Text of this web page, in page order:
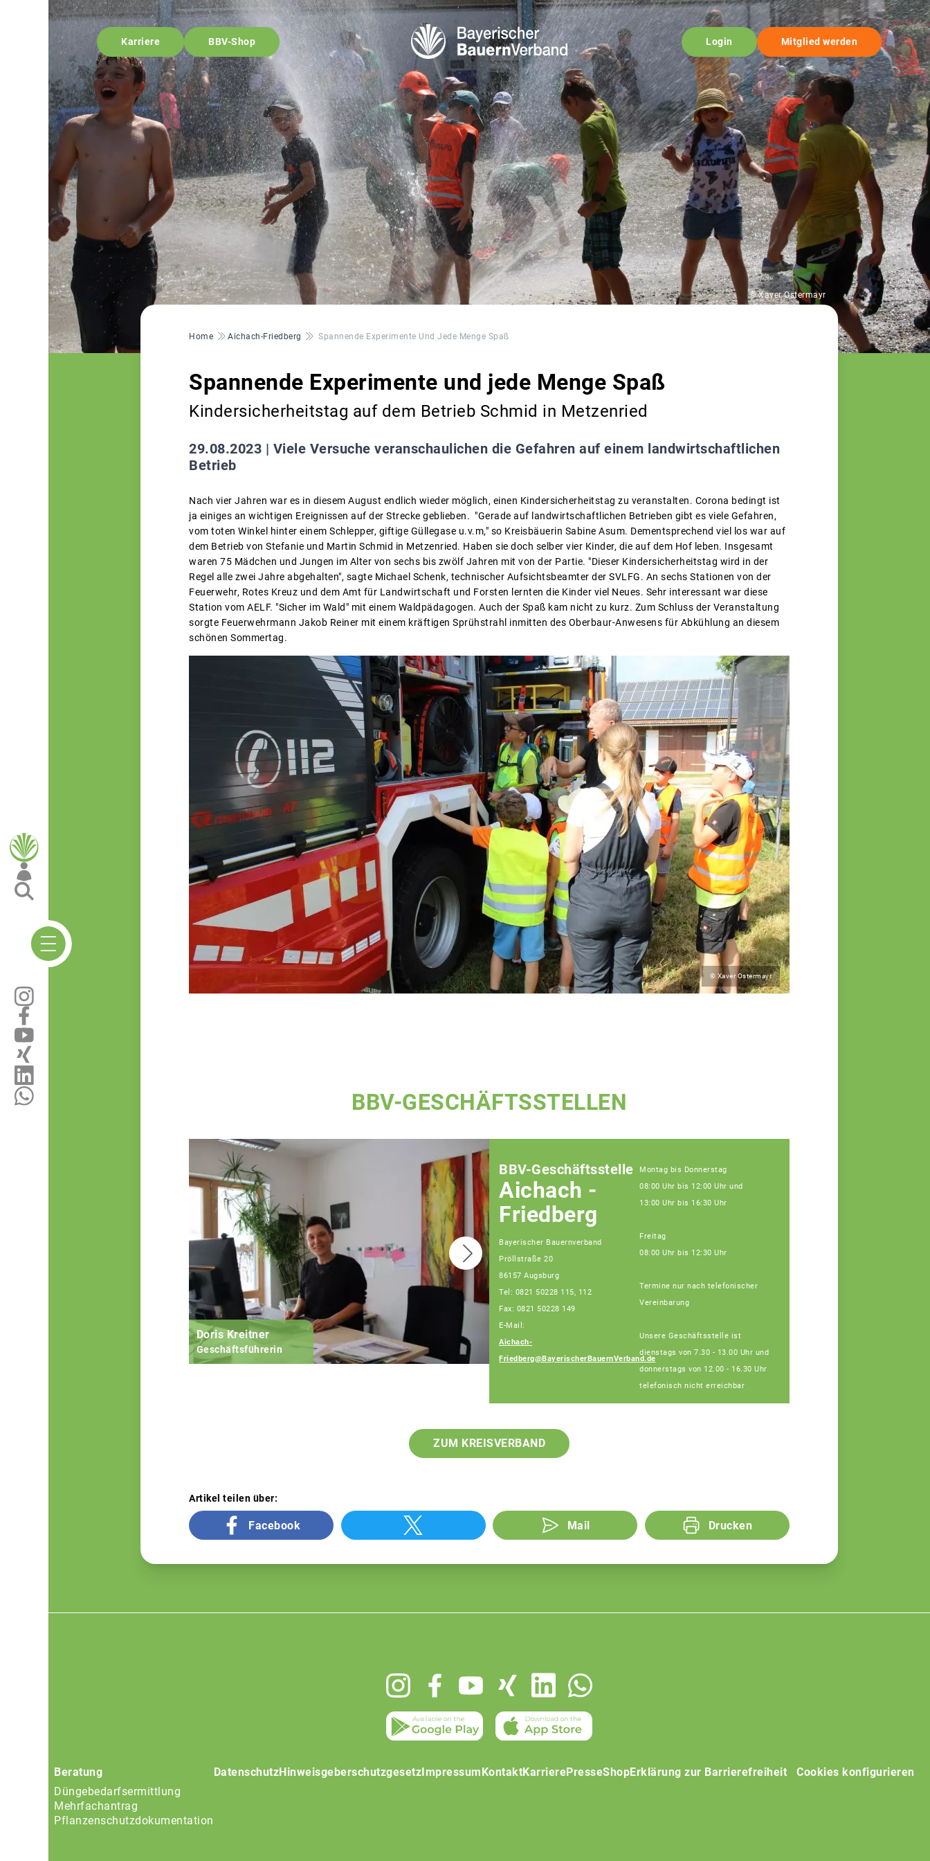
Karriere BBV-Shop Login Mitglied werden
© Xaver Ostermayr
Pfadnavigation
Home Aichach-Friedberg Spannende Experimente Und Jede Menge Spaß
Spannende Experimente und jede Menge Spaß
Kindersicherheitstag auf dem Betrieb Schmid in Metzenried
29.08.2023 | Viele Versuche veranschaulichen die Gefahren auf einem landwirtschaftlichen
Betrieb
Nach vier Jahren war es in diesem August endlich wieder möglich, einen Kindersicherheitstag zu veranstalten. Corona bedingt ist
ja einiges an wichtigen Ereignissen auf der Strecke geblieben. "Gerade auf landwirtschaftlichen Betrieben gibt es viele Gefahren,
vom toten Winkel hinter einem Schlepper, giftige Güllegase u.v.m," so Kreisbäuerin Sabine Asum. Dementsprechend viel los war auf
dem Betrieb von Stefanie und Martin Schmid in Metzenried. Haben sie doch selber vier Kinder, die auf dem Hof leben. Insgesamt
waren 75 Mädchen und Jungen im Alter von sechs bis zwölf Jahren mit von der Partie. "Dieser Kindersicherheitstag wird in der
Regel alle zwei Jahre abgehalten", sagte Michael Schenk, technischer Aufsichtsbeamter der SVLFG. An sechs Stationen von der
Feuerwehr, Rotes Kreuz und dem Amt für Landwirtschaft und Forsten lernten die Kinder viel Neues. Sehr interessant war diese
Station vom AELF. "Sicher im Wald" mit einem Waldpädagogen. Auch der Spaß kam nicht zu kurz. Zum Schluss der Veranstaltung
sorgte Feuerwehrmann Jakob Reiner mit einem kräftigen Sprühstrahl inmitten des Oberbaur-Anwesens für Abkühlung an diesem
schönen Sommertag.
© Xaver Ostermayr
BBV-GESCHÄFTSSTELLEN
Doris Kreitner
Geschäftsführerin Fachberaterin
BBV-Geschäftsstelle
Aichach -
Friedberg
Bayerischer Bauernverband
Pröllstraße 20
86157 Augsburg
Tel: 0821 50228 115, 112
Fax: 0821 50228 149
E-Mail:
Aichach-
Friedberg@BayerischerBauernVerband.de
Montag bis Donnerstag
08:00 Uhr bis 12:00 Uhr und
13:00 Uhr bis 16:30 Uhr
Freitag
08:00 Uhr bis 12:30 Uhr
Termine nur nach telefonischer
Vereinbarung
Unsere Geschäftsstelle ist
dienstags von 7.30 - 13.00 Uhr und
donnerstags von 12.00 - 16.30 Uhr
telefonisch nicht erreichbar
ZUM KREISVERBAND
Artikel teilen über:
Facebook Mail Drucken
Beratung
Düngebedarfsermittlung
Mehrfachantrag
Pflanzenschutzdokumentation
DatenschutzHinweisgeberschutzgesetz Impressum KontaktKarrierePresseShopErklärung zur Barrierefreiheit Cookies konfigurieren